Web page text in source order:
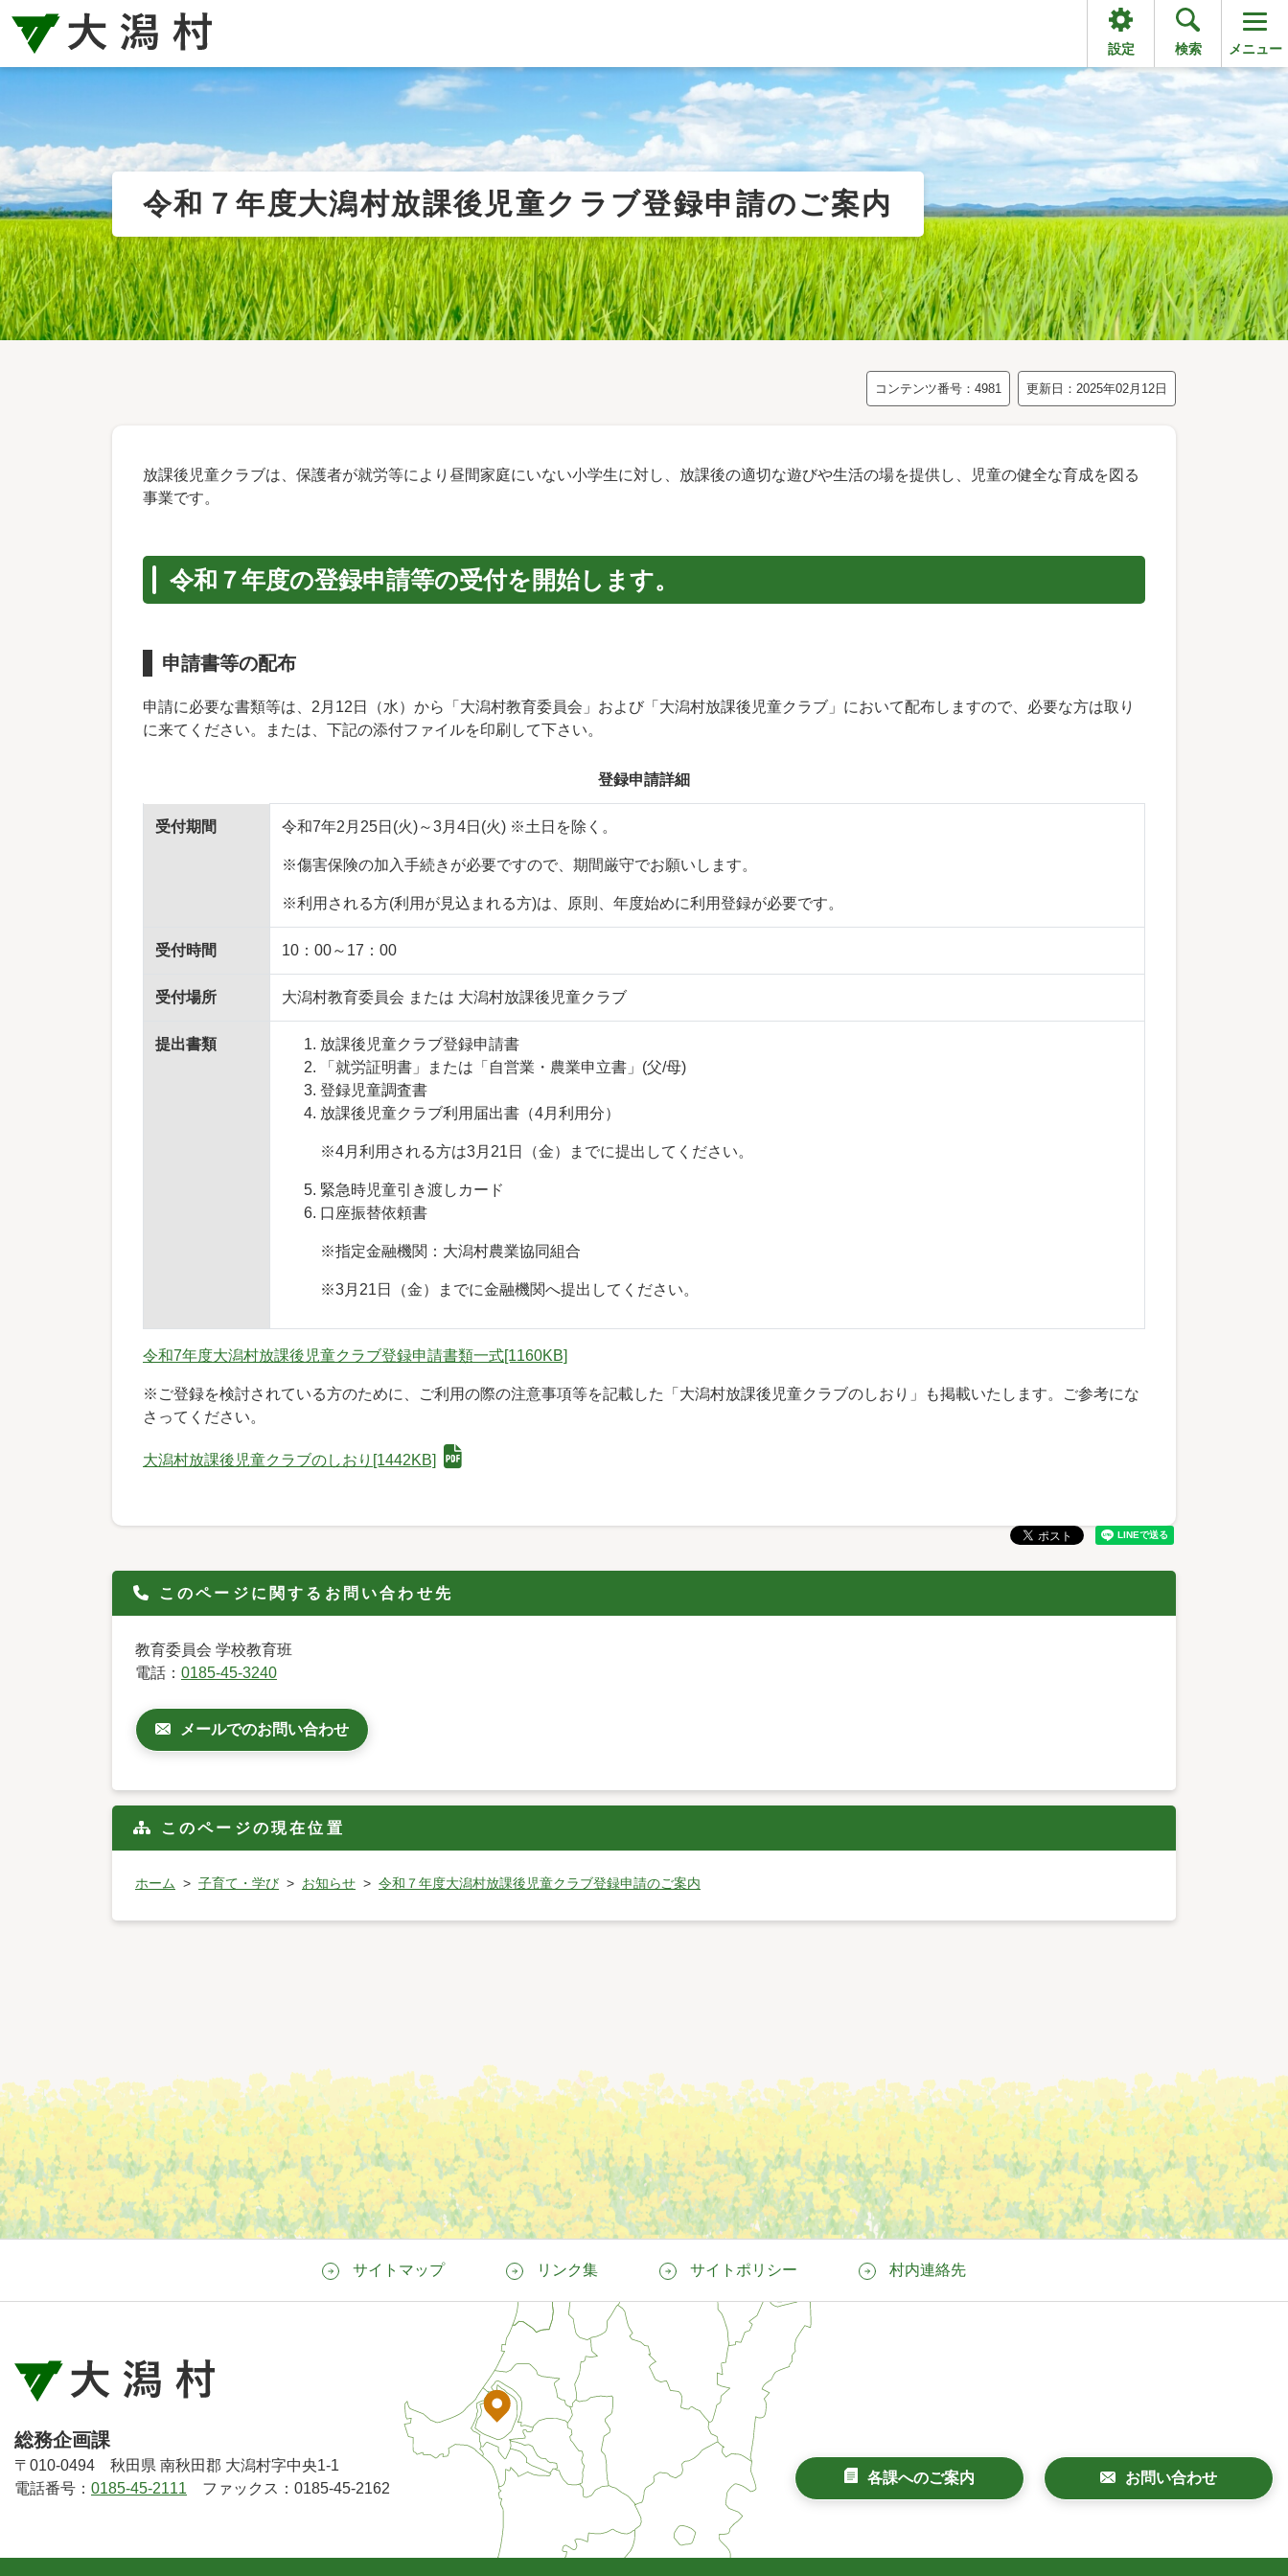
設定 検索 メニュー
令和７年度大潟村放課後児童クラブ登録申請のご案内
コンテンツ番号：4981 更新日：2025年02月12日
放課後児童クラブは、保護者が就労等により昼間家庭にいない小学生に対し、放課後の適切な遊びや生活の場を提供し、児童の健全な育成を図る
事業です。
令和７年度の登録申請等の受付を開始します。
申請書等の配布
申請に必要な書類等は、2月12日（水）から「大潟村教育委員会」および「大潟村放課後児童クラブ」において配布しますので、必要な方は取り
に来てください。または、下記の添付ファイルを印刷して下さい。
登録申請詳細
受付期間 令和7年2月25日(火)～3月4日(火) ※土日を除く。
※傷害保険の加入手続きが必要ですので、期間厳守でお願いします。
※利用される方(利用が見込まれる方)は、原則、年度始めに利用登録が必要です。
受付時間 10：00～17：00
受付場所 大潟村教育委員会 または 大潟村放課後児童クラブ
提出書類
放課後児童クラブ登録申請書
「就労証明書」または「自営業・農業申立書」(父/母)
登録児童調査書
放課後児童クラブ利用届出書（4月利用分）
※4月利用される方は3月21日（金）までに提出してください。
緊急時児童引き渡しカード
口座振替依頼書
※指定金融機関：大潟村農業協同組合
※3月21日（金）までに金融機関へ提出してください。
令和7年度大潟村放課後児童クラブ登録申請書類一式[1160KB]
※ご登録を検討されている方のために、ご利用の際の注意事項等を記載した「大潟村放課後児童クラブのしおり」も掲載いたします。ご参考にな
さってください。
大潟村放課後児童クラブのしおり[1442KB]
このページに関するお問い合わせ先
教育委員会 学校教育班
電話： 0185-45-3240
メールでのお問い合わせ
このページの現在位置
ホーム 子育て・学び お知らせ 令和７年度大潟村放課後児童クラブ登録申請のご案内
サイトマップ リンク集 サイトポリシー 村内連絡先
総務企画課
〒010-0494 秋田県 南秋田郡 大潟村字中央1-1
電話番号： 0185-45-2111 ファックス：0185-45-2162
各課へのご案内 お問い合わせ